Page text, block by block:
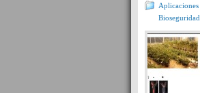
Bioseguridad